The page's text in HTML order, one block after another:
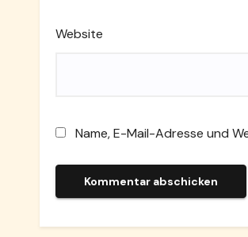
Website
Name, E-Mail-Adresse und